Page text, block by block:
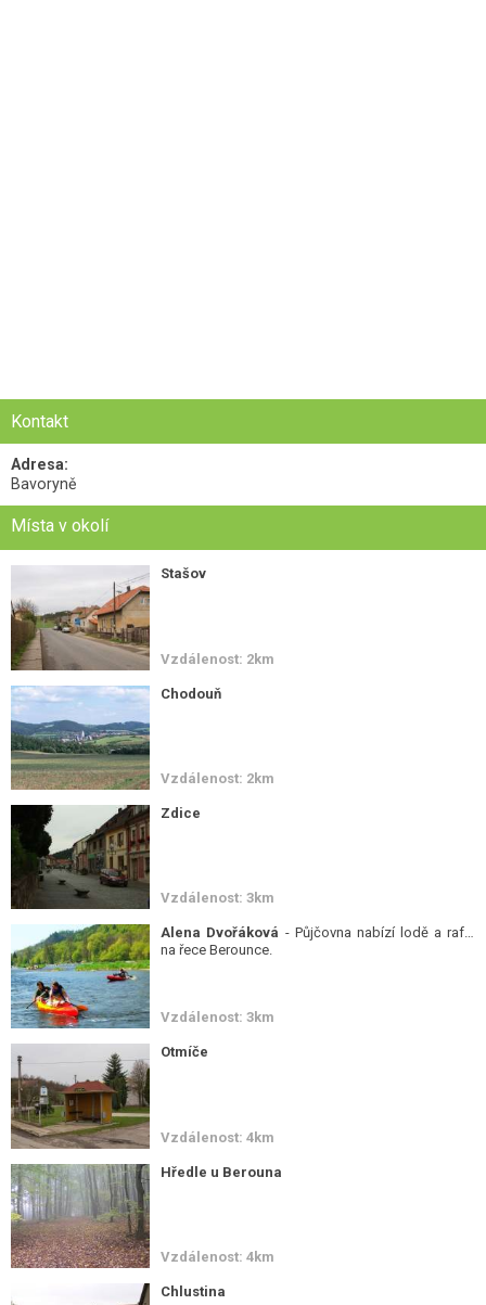
Kontakt
Adresa:
Bavoryně
Místa v okolí
Stašov
Vzdálenost: 2km
Chodouň
Vzdálenost: 2km
Zdice
Vzdálenost: 3km
Alena Dvořáková - Půjčovna nabízí lodě a rafty
na řece Berounce.
Vzdálenost: 3km
Otmíče
Vzdálenost: 4km
Hředle u Berouna
Vzdálenost: 4km
Chlustina